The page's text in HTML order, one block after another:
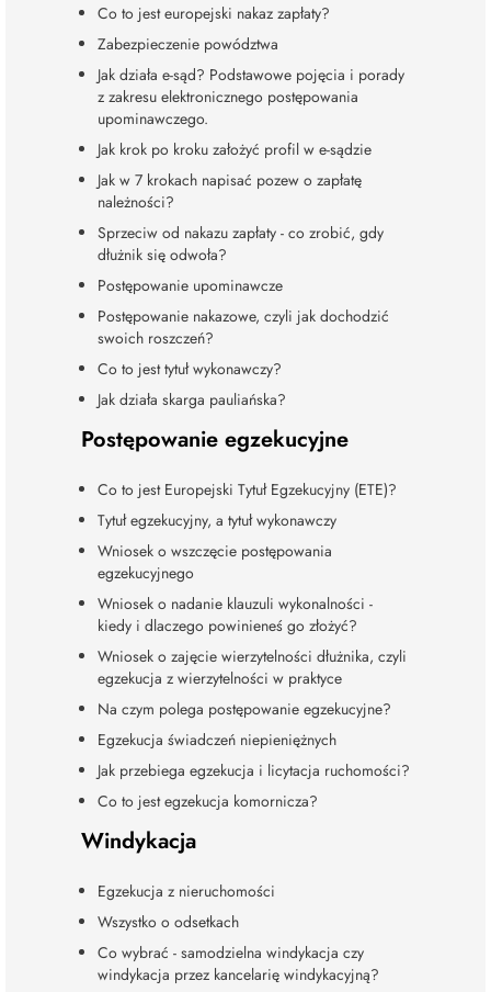
Co to jest europejski nakaz zapłaty?
Zabezpieczenie powództwa
Jak działa e-sąd? Podstawowe pojęcia i porady
z zakresu elektronicznego postępowania
upominawczego.
Jak krok po kroku założyć profil w e-sądzie
Jak w 7 krokach napisać pozew o zapłatę
należności?
Sprzeciw od nakazu zapłaty - co zrobić, gdy
dłużnik się odwoła?
Postępowanie upominawcze
Postępowanie nakazowe, czyli jak dochodzić
swoich roszczeń?
Co to jest tytuł wykonawczy?
Jak działa skarga pauliańska?
Postępowanie egzekucyjne
Co to jest Europejski Tytuł Egzekucyjny (ETE)?
Tytuł egzekucyjny, a tytuł wykonawczy
Wniosek o wszczęcie postępowania
egzekucyjnego
Wniosek o nadanie klauzuli wykonalności -
kiedy i dlaczego powinieneś go złożyć?
Wniosek o zajęcie wierzytelności dłużnika, czyli
egzekucja z wierzytelności w praktyce
Na czym polega postępowanie egzekucyjne?
Egzekucja świadczeń niepieniężnych
Jak przebiega egzekucja i licytacja ruchomości?
Co to jest egzekucja komornicza?
Windykacja
Egzekucja z nieruchomości
Wszystko o odsetkach
Co wybrać - samodzielna windykacja czy
windykacja przez kancelarię windykacyjną?